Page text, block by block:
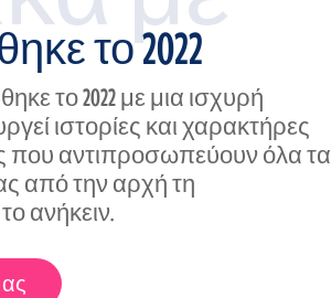
το 2022
το 2022 με μια ισχυρή
ιστορίες και χαρακτήρες
που αντιπροσωπεύουν όλα τα
από την αρχή τη
ανήκειν.